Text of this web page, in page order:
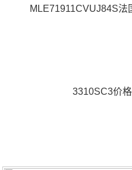
MLE71911CVUJ84S
3310SC3价